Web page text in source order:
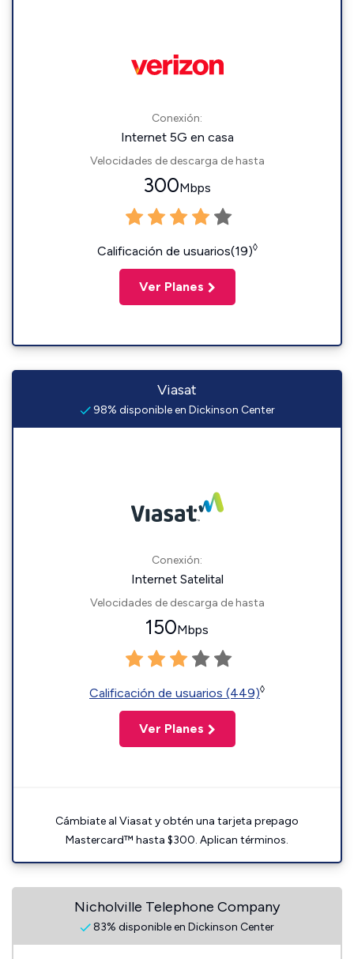
Conexión:
Internet 5G en casa
Velocidades de descarga de hasta
300Mbps
Calificación de usuarios(19)◊
Ver Planes
Viasat
98% disponible en Dickinson Center
Conexión:
Internet Satelital
Velocidades de descarga de hasta
150Mbps
Calificación de usuarios (449)◊
Ver Planes
Cámbiate al Viasat y obtén una tarjeta prepago
Mastercard™ hasta $300. Aplican términos.
Nicholville Telephone Company
83% disponible en Dickinson Center